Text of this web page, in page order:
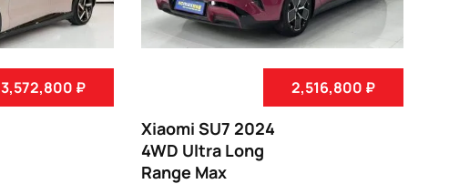
3,572,800 ₽ 2,516,800 ₽
Xiaomi SU7 2024
4WD Ultra Long
Range Max